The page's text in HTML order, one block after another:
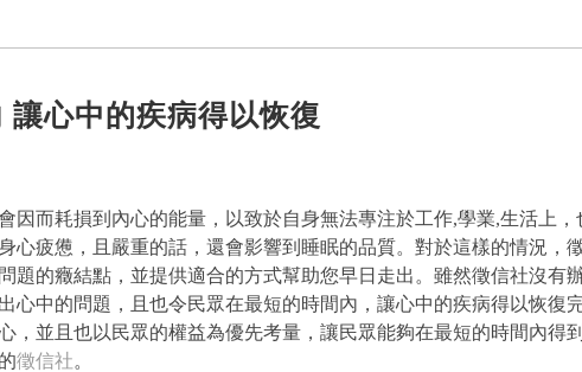
心中的疾病得以恢復
而耗損到內心的能量，以致於自身無法專注於工作,學業,生活上
心疲憊，且嚴重的話，還會影響到睡眠的品質。對於這樣的情況，
題的癥結點，並提供適合的方式幫助您早日走出。雖然徵信社沒有
心中的問題，且也令民眾在最短的時間內，讓心中的疾病得以恢復
，並且也以民眾的權益為優先考量，讓民眾能夠在最短的時間內得
徵信社。